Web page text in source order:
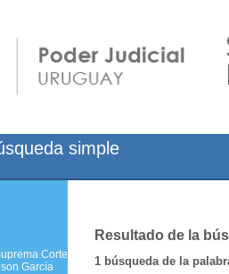
Resultado de la
1búsqueda de la
simple
Corte
García